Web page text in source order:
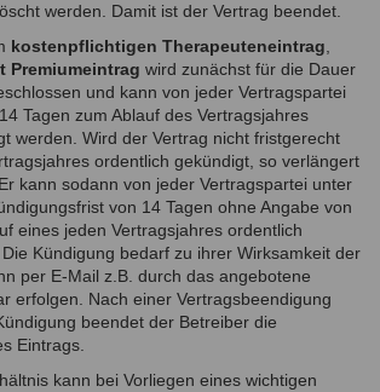
werden. Damit ist der Vertrag beendet.
kostenpflichtigen Therapeuteneintrag
Premiumeintrag wird zunächst für die Dauer
und kann von jeder Vertragspartei
Tagen zum Ablauf des Vertragsjahres
werden. Wird der Vertrag nicht fristgerecht
ordentlich gekündigt, so verlängert
kann sodann von jeder Vertragspartei unter
von 14 Tagen ohne Angabe von
eines jeden Vertragsjahres ordentlich
Kündigung bedarf zu ihrer Wirksamkeit der
per E-Mail z.B. durch das angebotene
erfolgen. Nach einer Vertragsbeendigung
beendet der Betreiber die
Eintrags.
kann bei Vorliegen eines wichtigen